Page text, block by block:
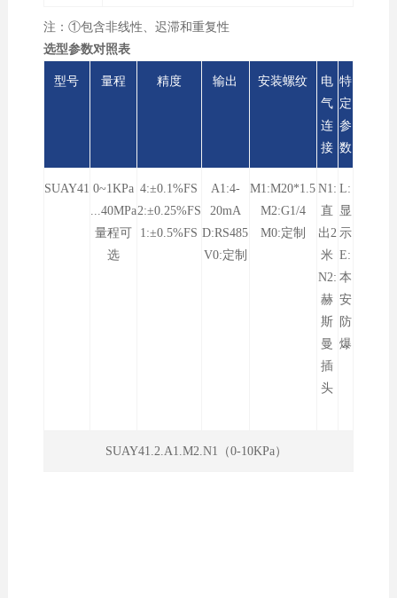
注：①包含非线性、迟滞和重复性
选型参数对照表
型号 量程 精度 输出 安装螺纹
电
气
连
接
特
定
参
数
SUAY41 0~1KPa
...40MPa
量程可
选
4:±0.1%FS
2:±0.25%FS
1:±0.5%FS
A1:4-
20mA
D:RS485
V0:定制
M1:M20*1.5
M2:G1/4
M0:定制
N1:
直
出2
米
N2:
赫
斯
曼
插
头
L:
显
示
E:
本
安
防
爆
SUAY41.2.A1.M2.N1（0-10KPa）